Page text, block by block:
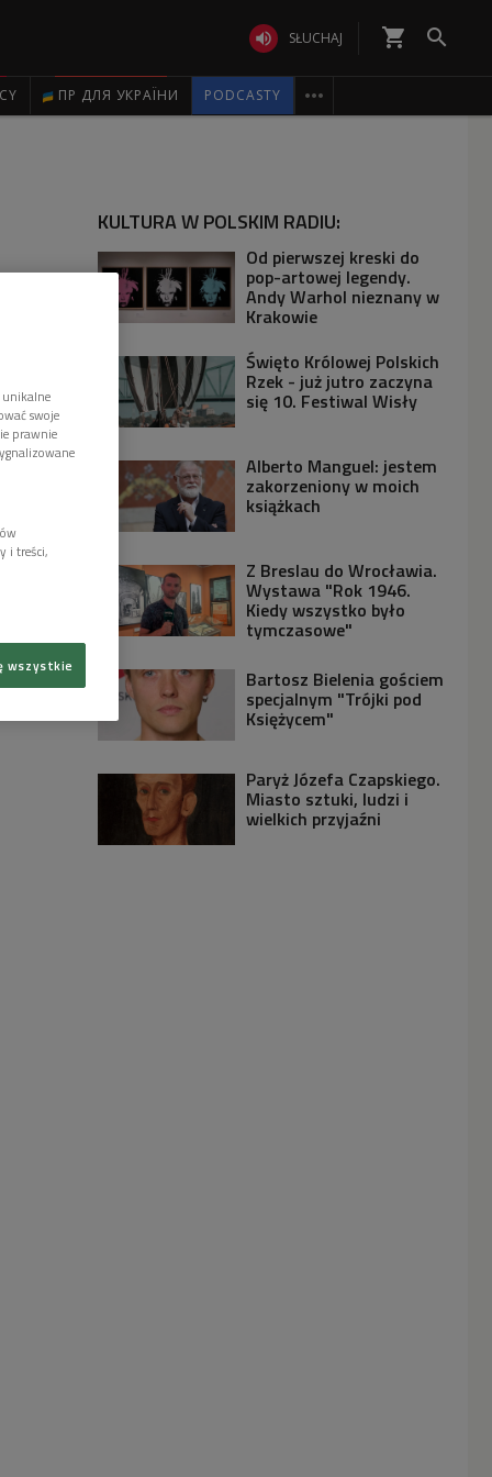
 SŁUCHAJ shopping_cart 
ПР ДЛЯ УКРАЇНИ PODCASTY 
KULTURA W POLSKIM RADIU:
Od pierwszej kreski do
pop-artowej legendy.
Andy Warhol nieznany w
Krakowie
Święto Królowej Polskich
Rzek - już jutro zaczyna
się 10. Festiwal Wisły
Alberto Manguel: jestem
zakorzeniony w moich
książkach
Z Breslau do Wrocławia.
Wystawa "Rok 1946.
Kiedy wszystko było
tymczasowe"
Bartosz Bielenia gościem
specjalnym "Trójki pod
Księżycem"
Paryż Józefa Czapskiego.
Miasto sztuki, ludzi i
wielkich przyjaźni
swoje
prawnie
i treści,
wszystkie